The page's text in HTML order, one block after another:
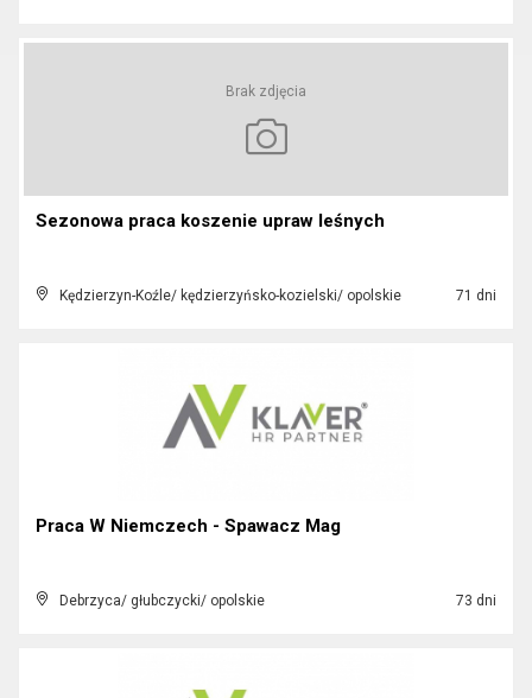
Brak zdjęcia
Sezonowa praca koszenie upraw leśnych
Kędzierzyn-Koźle/ kędzierzyńsko-kozielski/ opolskie 71 dni
Praca W Niemczech - Spawacz Mag
Debrzyca/ głubczycki/ opolskie 73 dni